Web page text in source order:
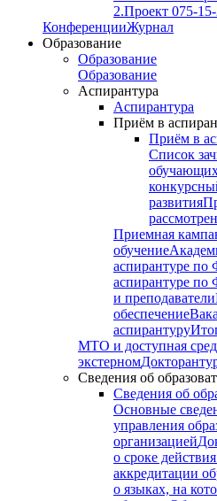
2.Проект 075-
КонференцииЖурнал
Образование
Образование
Образование
Аспирантура
Аспирантура
Приём в
Приём в
Список
развития
Приемная
обучение
аспирантуре
аспирантуре по
и преподаватели
обеспечение
аспирантуру
МТО и доступная
экстерном
Сведения об
Сведения об
Основные
управления
организацией
о сроке
аккредитации
о языках, на